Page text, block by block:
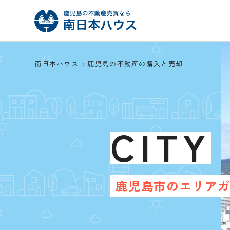
南日本ハウス 鹿児島の不動産の購入と売却
CITY
鹿児島市のエリア